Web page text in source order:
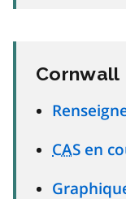
Cornwall
CAS en